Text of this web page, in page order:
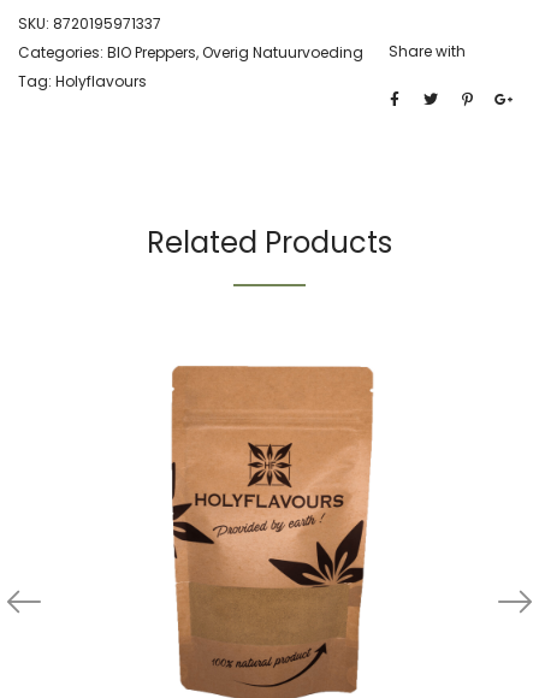
SKU: 8720195971337
Categories: BIO Preppers,Overig Natuurvoeding
Tag: Holyflavours
Share with
Related Products